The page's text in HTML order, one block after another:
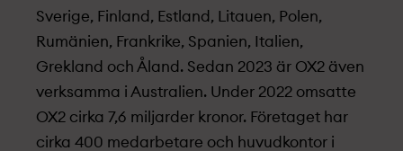
Sverige, Finland, Estland, Litauen, Polen,
Rumänien, Frankrike, Spanien, Italien,
Grekland och Åland. Sedan 2023 är OX2 även
verksamma i Australien. Under 2022 omsatte
OX2 cirka 7,6 miljarder kronor. Företaget har
cirka 400 medarbetare och huvudkontor i